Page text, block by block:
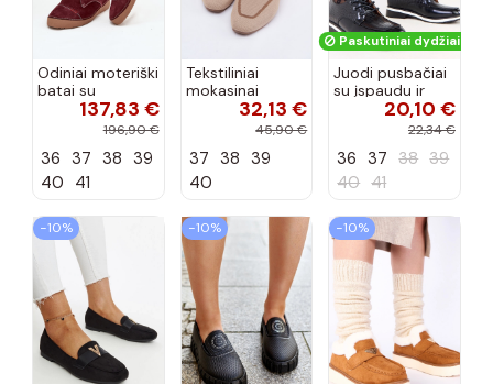
Odiniai moteriški
batai su
siūlėmis, pilies
tipo, Artiker
spalvos
137,83 €
196,90 €
36 37 38 39
40 41
Tekstiliniai
mokasinai
smėlio spalvos
32,13 €
45,90 €
37 38 39
40
Paskutiniai dydžiai!
Juodi pusbačiai
su įspaudu ir
kvadratiniu
priekiu Kerawa
20,10 €
22,34 €
36 37 38 39
40 41
−10% −10% −10%